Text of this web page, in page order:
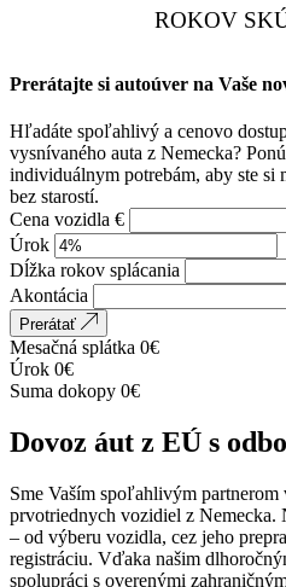
ROKOV
Prerátajte si autoúver na Vaše
Hľadáte spoľahlivý a cenovo
vysnívaného auta z Nemecka?
individuálnym potrebám, aby ste si
bez starostí.
Cena vozidla €
Úrok
Dĺžka rokov splácania
Akontácia
Prerátať
Mesačná splátka 0€
Úrok 0€
Suma dokopy 0€
Dovoz áut z EÚ s
Sme Vaším spoľahlivým partnerom
prvotriednych vozidiel z Nemecka.
– od výberu vozidla, cez jeho
registráciu. Vďaka našim
spolupráci s overenými